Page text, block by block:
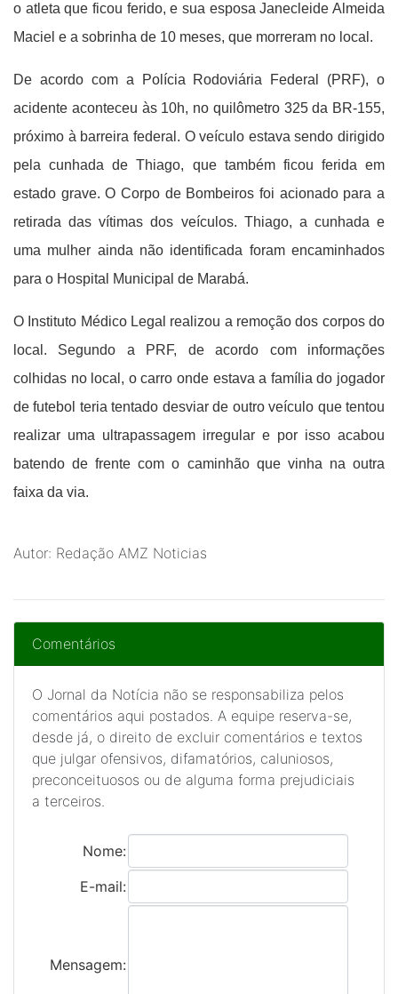
o atleta que ficou ferido, e sua esposa Janecleide Almeida
Maciel e a sobrinha de 10 meses, que morreram no local.
De acordo com a Polícia Rodoviária Federal (PRF), o
acidente aconteceu às 10h, no quilômetro 325 da BR-155,
próximo à barreira federal. O veículo estava sendo dirigido
pela cunhada de Thiago, que também ficou ferida em
estado grave.O Corpo de Bombeiros foi acionado para a
retirada das vítimas dos veículos. Thiago, a cunhada e
uma mulher ainda não identificada foram encaminhados
para o Hospital Municipal de Marabá.
O Instituto Médico Legal realizou a remoção dos corpos do
local. Segundo a PRF, de acordo com informações
colhidas no local, o carro onde estava a família do jogador
de futebol teria tentado desviar de outro veículo que tentou
realizar uma ultrapassagem irregular e por isso acabou
batendo de frente com o caminhão que vinha na outra
faixa da via.
Autor: Redação AMZ Noticias
Comentários
O Jornal da Notícia não se responsabiliza pelos
comentários aqui postados. A equipe reserva-se,
desde já, o direito de excluir comentários e textos
que julgar ofensivos, difamatórios, caluniosos,
preconceituosos ou de alguma forma prejudiciais
a terceiros.
Nome:
E-mail:
Mensagem: